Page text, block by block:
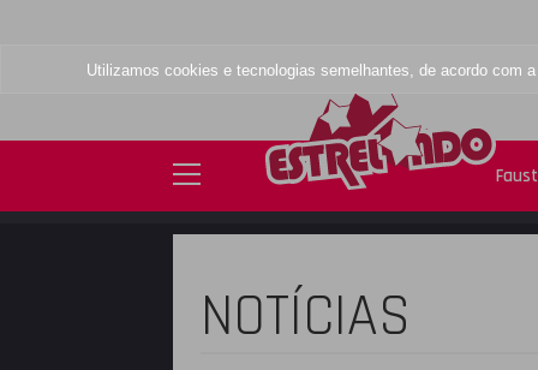
Utilizamos cookies e tecnologias semelhantes, de acordo com
NOTÍCIAS